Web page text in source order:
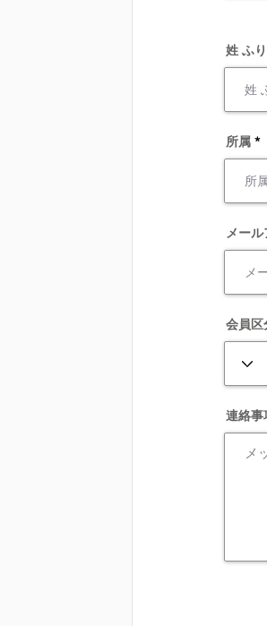
姓 ふ
所属
メー
会員区
連絡事